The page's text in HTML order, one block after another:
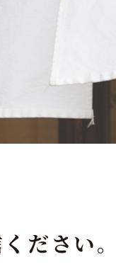
ださい。